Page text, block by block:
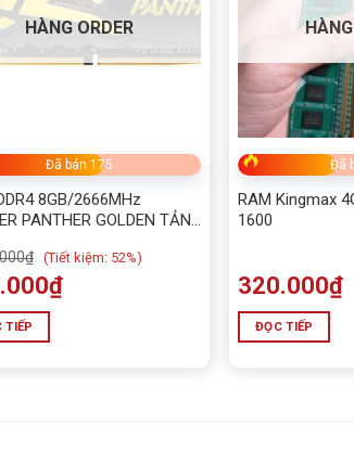
HÀNG ORDER
Đã bán 175
8GB/2666MHz
PANTHER GOLDEN TẢN
₫ (Tiết kiệm: 52%)
₫
TIẾP
Đã
RAM Kingmax
1600
320.000₫
ĐỌC TIẾP